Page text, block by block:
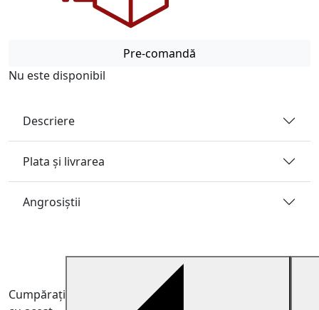
Pre-comandă
Nu este disponibil
Descriere
Plata și livrarea
Angrosiştii
Cumpărați